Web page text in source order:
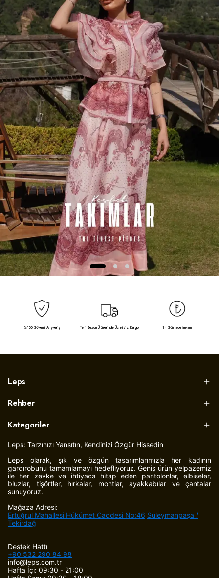
%100 Güvenli Alışveriş Yeni Sezon Ürünlerinde Ücretsiz Kargo 14 Gün İade İmkanı
Leps
Rehber
Kategoriler
Leps: Tarzınızı Yansıtın, Kendinizi Özgür Hissedin
Leps olarak, şık ve özgün tasarımlarımızla her kadının
gardırobunu tamamlamayı hedefliyoruz. Geniş ürün yelpazemiz
ile her zevke ve ihtiyaca hitap eden pantolonlar, elbiseler,
bluzlar, tişörtler, hırkalar, montlar, ayakkabılar ve çantalar
sunuyoruz.
Mağaza Adresi:
Ertuğrul Mahallesi Hükümet Caddesi No:46 Süleymanpaşa /
Tekirdağ
Destek Hattı
+90 532 290 84 98
info@leps.com.tr
Hafta İçi: 09:30 - 21:00